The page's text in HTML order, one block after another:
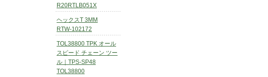
R20RTLB051X
ヘックスT 3MM
RTW-102172
TOL38800 TPK オール
スピード チェーン ツー
ル｜TPS-SP48
TOL38800